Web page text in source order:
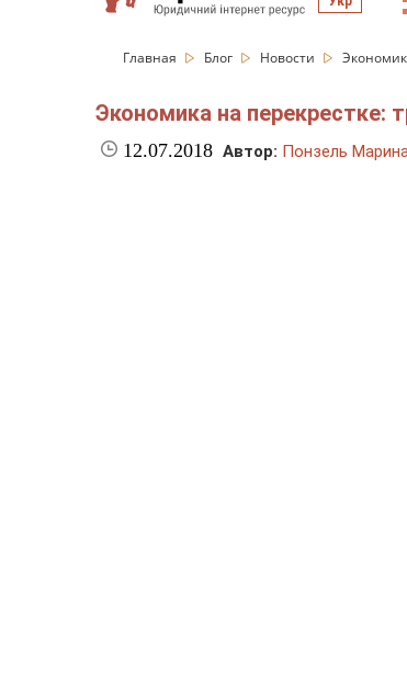
Главная Блог Новости
Экономика на перекрестке:
12.07.2018 Автор: Понзель